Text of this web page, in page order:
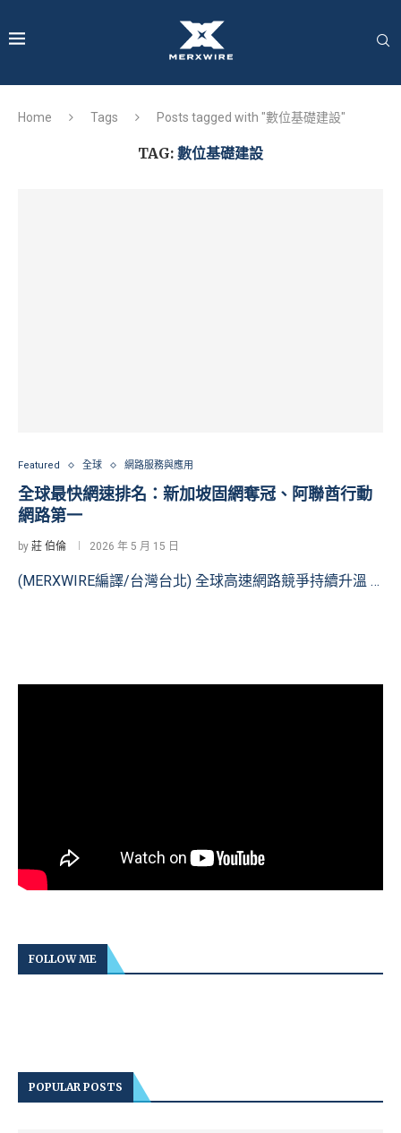
Home Tags Posts tagged with "數位基礎建設"
TAG: 數位基礎建設
Featured 全球 網路服務與應用
全球最快網速排名：新加坡固網奪冠、阿聯酋行動
網路第一
by 莊 伯倫 2026 年 5 月 15 日
(MERXWIRE編譯/台灣台北) 全球高速網路競爭持續升溫 …
FOLLOW ME
POPULAR POSTS